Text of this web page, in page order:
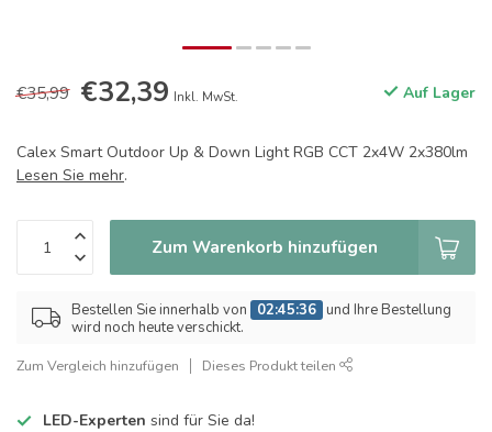
€35,99 €32,39 Inkl. MwSt. Auf Lager
Calex Smart Outdoor Up & Down Light RGB CCT 2x4W 2x380lm
Lesen Sie mehr.
Zum Warenkorb hinzufügen
Bestellen Sie innerhalb von 02:45:36 und Ihre Bestellung
wird noch heute verschickt.
Zum Vergleich hinzufügen Dieses Produkt teilen
LED-Experten sind für Sie da!